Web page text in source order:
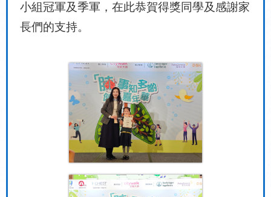
小組冠軍及季軍， 在此恭賀得獎同學及感謝家
長們的支持。